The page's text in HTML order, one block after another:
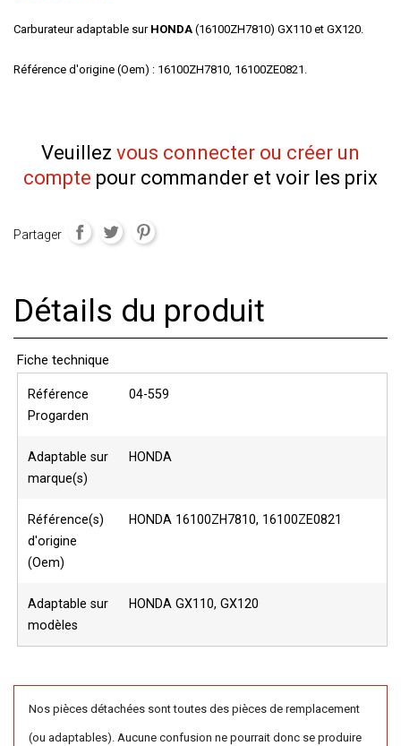
Carburateur adaptable sur HONDA (16100ZH7810) GX110 et GX120.
Référence d'origine (Oem) : 16100ZH7810, 16100ZE0821.
Veuillez vous connecter ou créer un
compte pour commander et voir les prix
Partager
Détails du produit
Fiche technique
Référence
Progarden
04-559
Adaptable sur
marque(s)
HONDA
Référence(s)
d'origine
(Oem)
HONDA 16100ZH7810, 16100ZE0821
Adaptable sur
modèles
HONDA GX110, GX120
Nos pièces détachées sont toutes des pièces de remplacement
(ou adaptables). Aucune confusion ne pourrait donc se produire